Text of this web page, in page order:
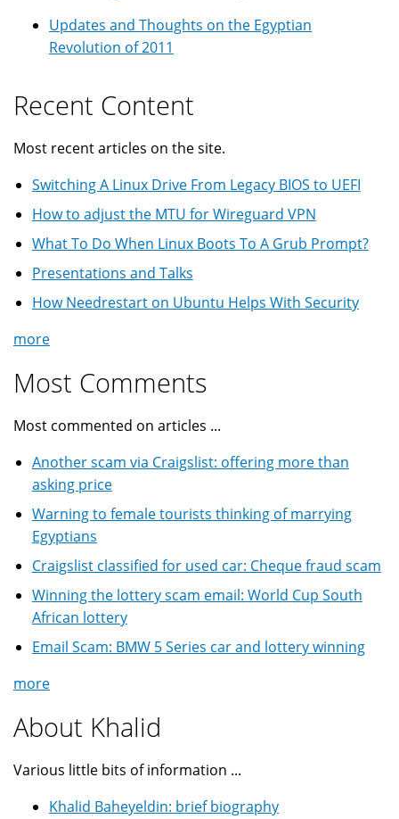
Updates and Thoughts on the Egyptian
Revolution of 2011
Recent Content
Most recent articles on the site.
Switching A Linux Drive From Legacy BIOS to UEFI
How to adjust the MTU for Wireguard VPN
What To Do When Linux Boots To A Grub Prompt?
Presentations and Talks
How Needrestart on Ubuntu Helps With Security
more
Most Comments
Most commented on articles ...
Another scam via Craigslist: offering more than
asking price
Warning to female tourists thinking of marrying
Egyptians
Craigslist classified for used car: Cheque fraud scam
Winning the lottery scam email: World Cup South
African lottery
Email Scam: BMW 5 Series car and lottery winning
more
About Khalid
Various little bits of information ...
Khalid Baheyeldin: brief biography